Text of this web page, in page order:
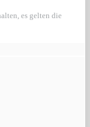
es gelten die